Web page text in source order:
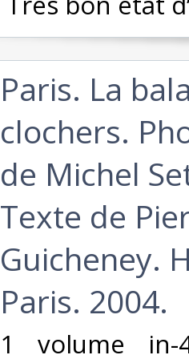
‎Paris. La
clochers.
de Michel
Texte de
Guicheney.
Paris. 2004.‎
‎1 volume in-